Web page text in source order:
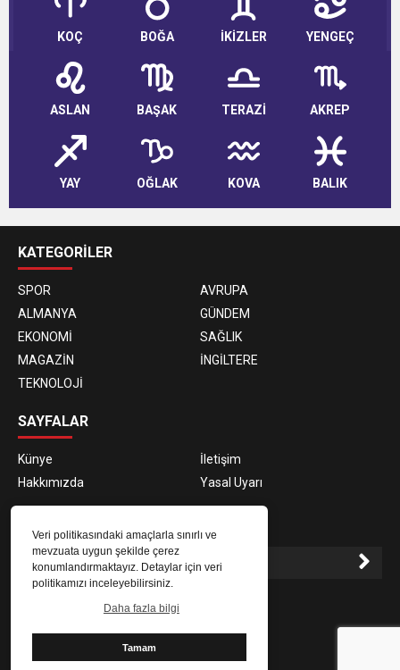
Veri politikasındaki amaçlarla sınırlı ve
mevzuata uygun şekilde çerez
konumlandırmaktayız. Detaylar için veri
politikamızı inceleyebilirsiniz.
Daha fazla bilgi
Tamam
KOÇ BOĞA İKİZLER YENGEÇ
ASLAN BAŞAK TERAZİ AKREP
YAY OĞLAK KOVA BALIK
KATEGORİLER
SPOR
AVRUPA
ALMANYA
GÜNDEM
EKONOMİ
SAĞLIK
MAGAZİN
İNGİLTERE
TEKNOLOJİ
SAYFALAR
Künye
İletişim
Hakkımızda
Yasal Uyarı